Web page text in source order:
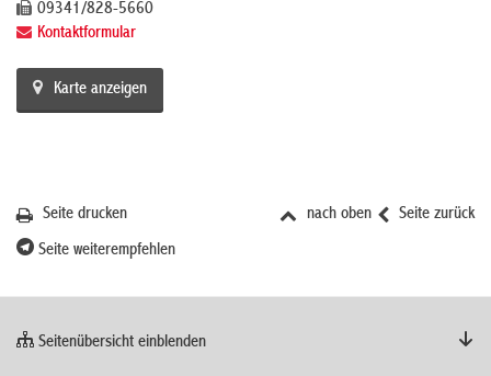
09341/828-5660
Kontaktformular
Karte anzeigen
Seite zurück
nach oben
Seite drucken
Seite weiterempfehlen
Seitenübersicht einblenden